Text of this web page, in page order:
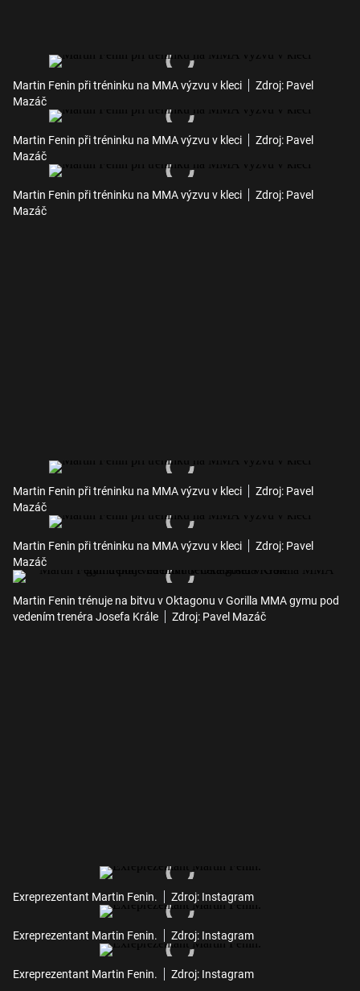
Martin Fenin při tréninku na MMA výzvu v kleci
Zdroj: Pavel
Mazáč
Martin Fenin při tréninku na MMA výzvu v kleci
Zdroj: Pavel
Mazáč
Martin Fenin při tréninku na MMA výzvu v kleci
Zdroj: Pavel
Mazáč
Martin Fenin při tréninku na MMA výzvu v kleci
Zdroj: Pavel
Mazáč
Martin Fenin při tréninku na MMA výzvu v kleci
Zdroj: Pavel
Mazáč
Martin Fenin trénuje na bitvu v Oktagonu v Gorilla MMA gymu pod
vedením trenéra Josefa Krále
Zdroj: Pavel Mazáč
Exreprezentant Martin Fenin. Zdroj: Instagram
Exreprezentant Martin Fenin. Zdroj: Instagram
Exreprezentant Martin Fenin. Zdroj: Instagram